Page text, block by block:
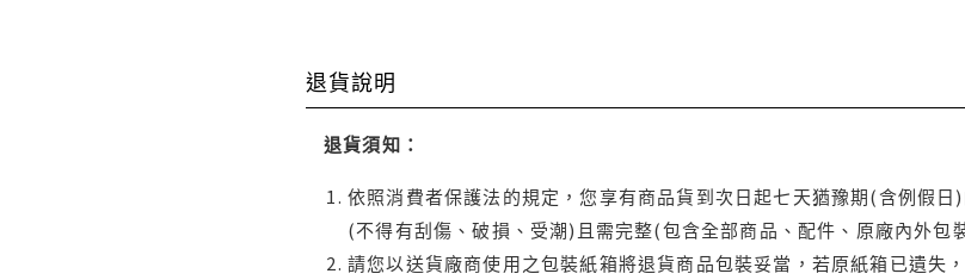
退貨說明
退貨須知：
依照消費者保護法的規定，您享有商品貨到次日起七天猶豫期(含例假
(不得有刮傷、破損、受潮)且需完整(包含全部商品、配件、原廠內外包
請您以送貨廠商使用之包裝紙箱將退貨商品包裝妥當，若原紙箱已遺失